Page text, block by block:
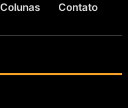
Colunas Contato